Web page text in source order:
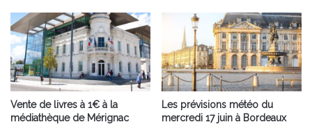
Vente de livres à 1€ à la
médiathèque de Mérignac
Les prévisions météo du
mercredi 17 juin à Bordeaux